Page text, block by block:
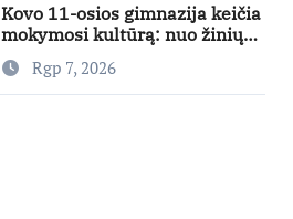
Kovo 11-osios gimnazija keičia
mokymosi kultūrą: nuo žinių
kaupimo – prie jų supratimo ir
taikymo
Rgp 7, 2026